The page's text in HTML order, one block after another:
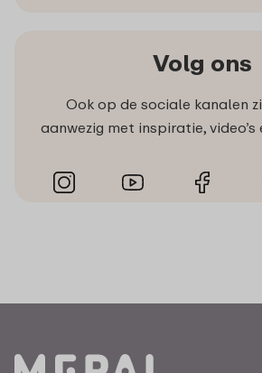
Volg ons
Ook op de sociale kanalen
aanwezig met inspiratie, video’s